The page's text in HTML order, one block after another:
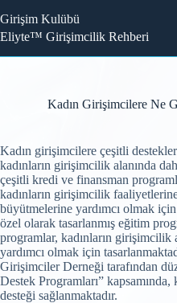
to
content
Girişim Kulübü
Eliyte™ Girişimcilik Rehberi
Kadın Girişimcilere Ne
Kadın girişimcilere çeşitli
kadınların girişimcilik alanında
çeşitli kredi ve finansman
kadınların girişimcilik
büyütmelerine yardımcı olmak
özel olarak tasarlanmış eğitim
programlar, kadınların girişimcilik
yardımcı olmak için
Girişimciler Derneği tarafından
Destek Programları”
desteği sağlanmaktadır.